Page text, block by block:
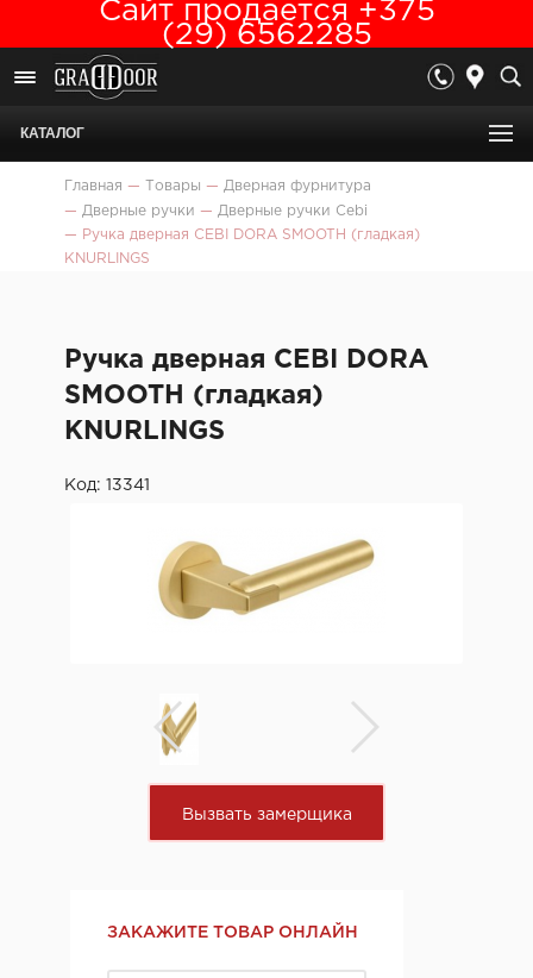
Сайт продается +375
(29) 6562285
КАТАЛОГ
Главная — Товары — Дверная фурнитура
— Дверные ручки — Дверные ручки Cebi
—
Ручка дверная CEBI DORA SMOOTH (гладкая)
KNURLINGS
Ручка дверная CEBI DORA
SMOOTH (гладкая)
KNURLINGS
Код: 13341
Вызвать замерщика
ЗАКАЖИТЕ ТОВАР ОНЛАЙН